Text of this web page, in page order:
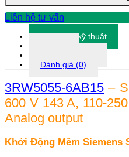
lượng
Liên hệ tư vấn
Thông số kỹ thuật
Đánh giá (0)
3RW5055-6AB15 –
600 V 143 A, 110-
Analog output
Khởi Động Mềm Siemens